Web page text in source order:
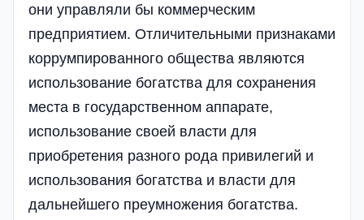
они управляли бы коммерческим
предприятием. Отличительными признаками
коррумпированного общества являются
использование богатства для сохранения
места в государственном аппарате,
использование своей власти для
приобретения разного рода привилегий и
использования богатства и власти для
дальнейшего преумножения богатства.